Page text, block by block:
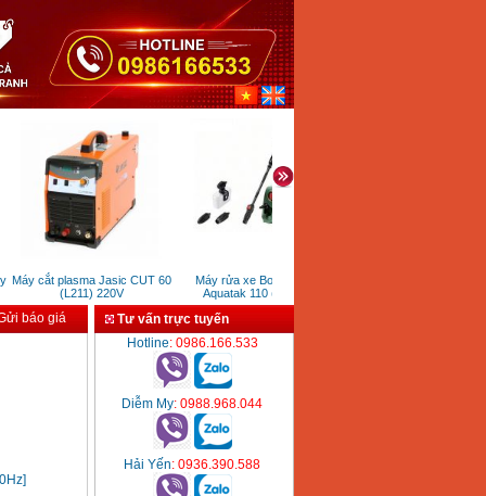
Máy cắt plasma Jasic CUT 60
(L211) 220V
Máy rửa xe Bosch Easy
Aquatak 110 (1300W)
báo giá
Tư vấn trực tuyến
Hotline: 0986.166.533
Diễm My: 0988.968.044
Hải Yến: 0936.390.588